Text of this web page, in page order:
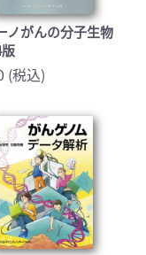
ノがんの分子生物
(税込)